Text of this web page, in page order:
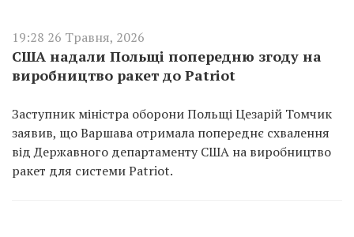
19:28 26 Травня, 2026
США надали Польщі попередню згоду на
виробництво ракет до Patriot
Заступник міністра оборони Польщі Цезарій Томчик
заявив, що Варшава отримала попереднє схвалення
від Державного департаменту США на виробництво
ракет для системи Patriot.